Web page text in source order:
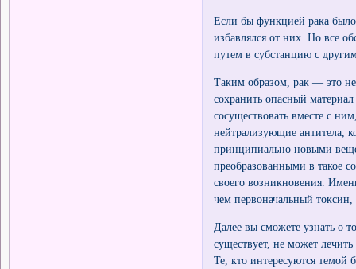
Если бы функцией рака
избавлялся от них. Но все
путем в субстанцию с
Таким образом, рак — это
сохранить опасный
сосуществовать вместе с
нейтрализующие антитела,
принципиально новыми
преобразованными в такое
своего возникновения.
чем первоначальный
Далее вы сможете узнать о
существует, не может
Те, кто интересуются темой